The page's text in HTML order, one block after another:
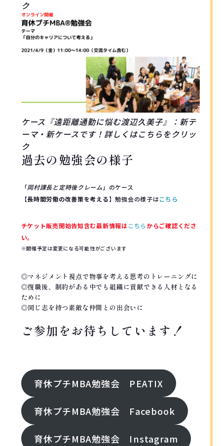
ク
ケース『遠距離通勤に悩む渡辺久美子』：新テ
ーマ・新ケースです！詳しくはこちらをクリッ
ク
過去の勉強会の様子
「岡村課長と定時後クレーム 」のケース
【長時間労働の改善策を考える】勉強会の様子はこちら
チケット販売開始告知含む最新情報はこちらからご確認くださ
い。
※開催予定は変更になる可能性がございます
◎マネジメント視点で物事を考える思考のトレーニングに
◎復職後、制約がある中でも組織に貢献できる人材となる
ために
◎同じ志を持つ素敵な仲間との出会いに
ご参加をお待ちしています！
育休プチMBA勉強会 PEATIX
育休プチMBA勉強会 Facebook
育休プチMBA勉強会 Instagram